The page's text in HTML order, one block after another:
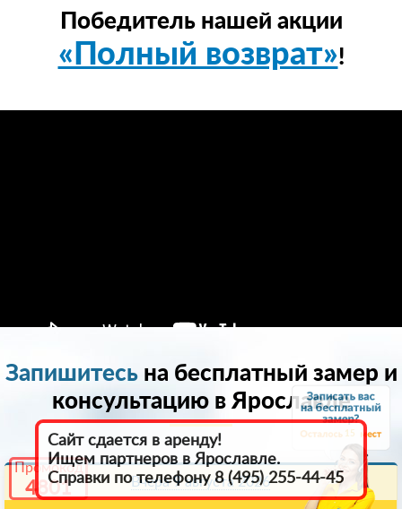
15
Промокод
4801
Победитель нашей акции
«Полный возврат»!
Запишитесьна бесплатный замер и
консультацию в Ярославле
Вчера 9 августа 2026
Сайт сдается в аренду!
Ищем партнеров в Ярославле.
Справки по телефону 8 (495) 255-44-45